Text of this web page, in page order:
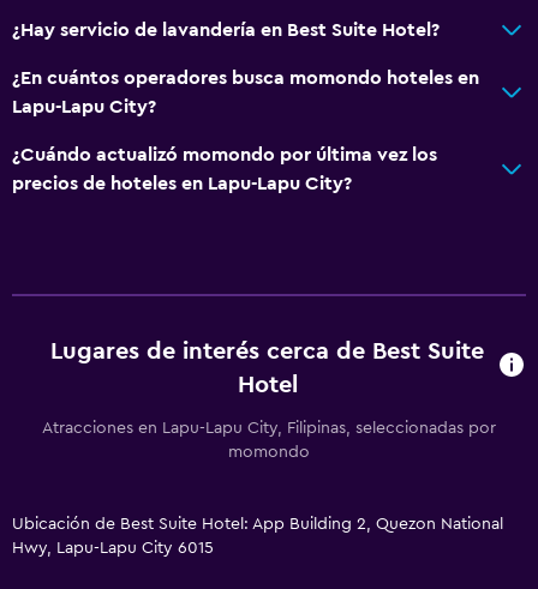
¿Hay servicio de lavandería en Best Suite Hotel?
¿En cuántos operadores busca momondo hoteles en
Lapu-Lapu City?
¿Cuándo actualizó momondo por última vez los
precios de hoteles en Lapu-Lapu City?
Lugares de interés cerca de Best Suite
Hotel
Atracciones en Lapu-Lapu City, Filipinas, seleccionadas por
momondo
Ubicación de Best Suite Hotel: App Building 2, Quezon National
Hwy, Lapu-Lapu City 6015